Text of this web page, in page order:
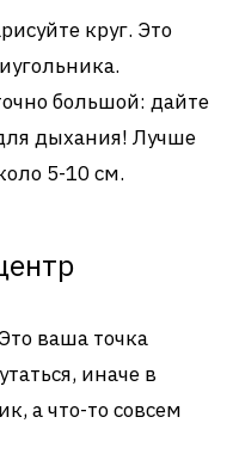
круг. Это
большой: дайте
дыхания! Лучше
5-10 см.
ваша точка
иначе в
а что-то совсем